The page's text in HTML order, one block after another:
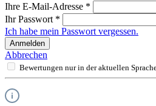
Ihre E-Mail-Adresse *
Ihr Passwort *
Ich habe mein Passwort vergessen.
Anmelden
Abbrechen
Bewertungen nur in der aktuellen